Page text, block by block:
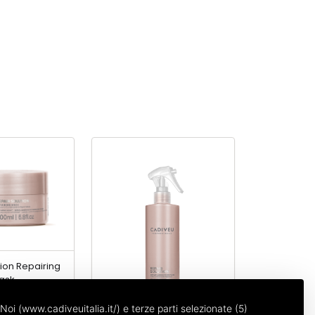
Repairing
Noi (www.cadiveuitalia.it/) e terze parti selezionate (5)